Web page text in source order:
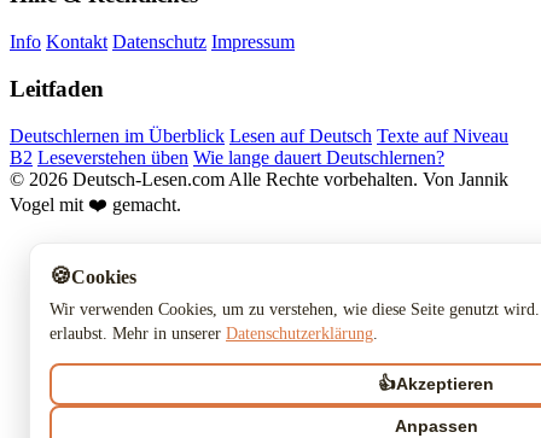
Info Kontakt Datenschutz Impressum
Leitfaden
Deutschlernen im Überblick Lesen auf Deutsch Texte auf Niveau
B2 Leseverstehen üben Wie lange dauert Deutschlernen?
© 2026 Deutsch-Lesen.com Alle Rechte vorbehalten. Von Jannik
Vogel mit ❤️ gemacht.
🍪Cookies
Wir verwenden Cookies, um zu verstehen, wie diese Seite genutzt
erlaubst. Mehr in unserer Datenschutzerklärung
👍Akzeptieren
Anpassen